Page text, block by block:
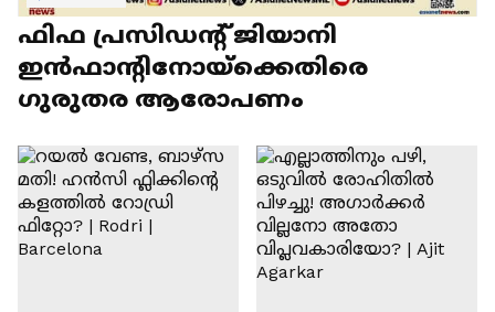
ഫിഫ പ്രസിഡന്റ് ജിയാനി
ഇൻഫാന്റിനോയ്‌ക്കെതിരെ
ഗുരുതര ആരോപണം